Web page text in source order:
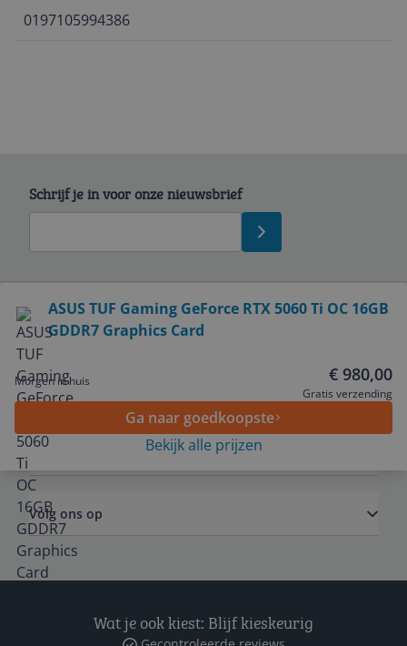
0197105994386
ASUS TUF Gaming GeForce RTX 5060 Ti OC 16GB
GDDR7 Graphics Card
Morgen in huis € 980,00
Gratis verzending
Ga naar goedkoopste
Bekijk alle prijzen
Schrijf je in voor onze nieuwsbrief
Service
Algemeen
Volg ons op
Wat je ook kiest: Blijf kieskeurig